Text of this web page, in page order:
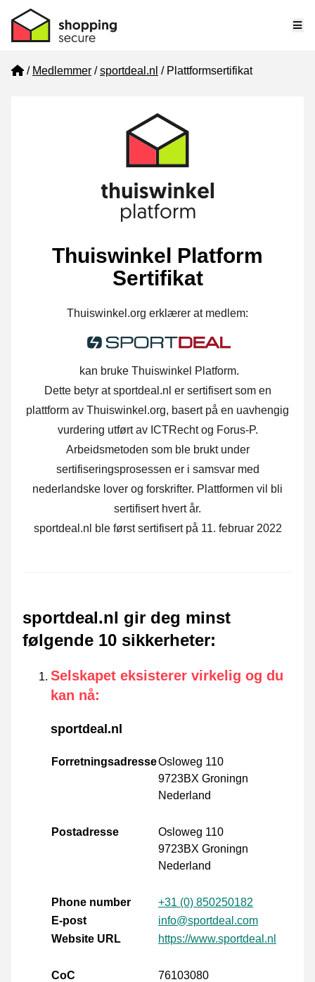
Home
Medlemmer sportdeal.nl Plattformsertifikat
Thuiswinkel Platform
Sertifikat
Thuiswinkel.org erklærer at medlem:
kan bruke Thuiswinkel Platform.
Dette betyr at sportdeal.nl er sertifisert som en
plattform av Thuiswinkel.org, basert på en uavhengig
vurdering utført av ICTRecht og Forus-P.
Arbeidsmetoden som ble brukt under
sertifiseringsprosessen er i samsvar med
nederlandske lover og forskrifter. Plattformen vil bli
sertifisert hvert år.
sportdeal.nl ble først sertifisert på 11. februar 2022
sportdeal.nl gir deg minst
følgende 10 sikkerheter:
Selskapet eksisterer virkelig og du
kan nå:
sportdeal.nl
ForretningsadresseOsloweg 110
9723BX Groningn
Nederland
Postadresse
Osloweg 110
9723BX Groningn
Nederland
Phone number
+31 (0) 850250182
E-post
info@sportdeal.com
Website URL
https://www.sportdeal.nl
CoC
76103080